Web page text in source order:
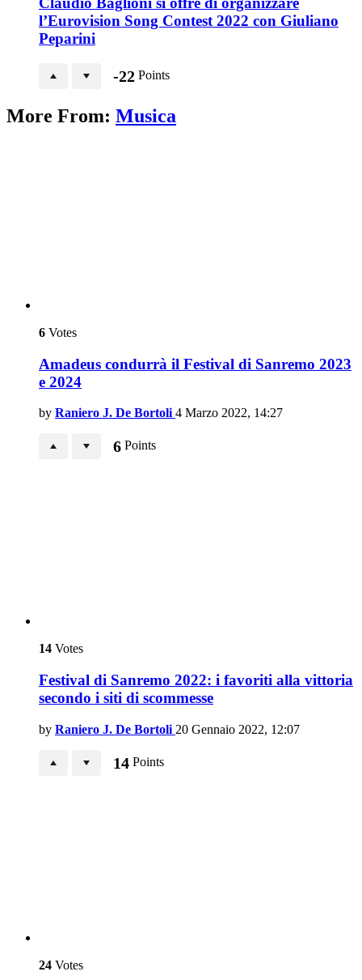
l’Eurovision Song Contest 2022 con Giuliano
Peparini
-22 Points
More From: Musica
6 Votes
Amadeus condurrà il Festival di Sanremo 2023
e 2024
by Raniero J. De Bortoli 4 Marzo 2022, 14:27
6 Points
14 Votes
Festival di Sanremo 2022: i favoriti alla vittoria
secondo i siti di scommesse
by Raniero J. De Bortoli 20 Gennaio 2022, 12:07
14 Points
24 Votes